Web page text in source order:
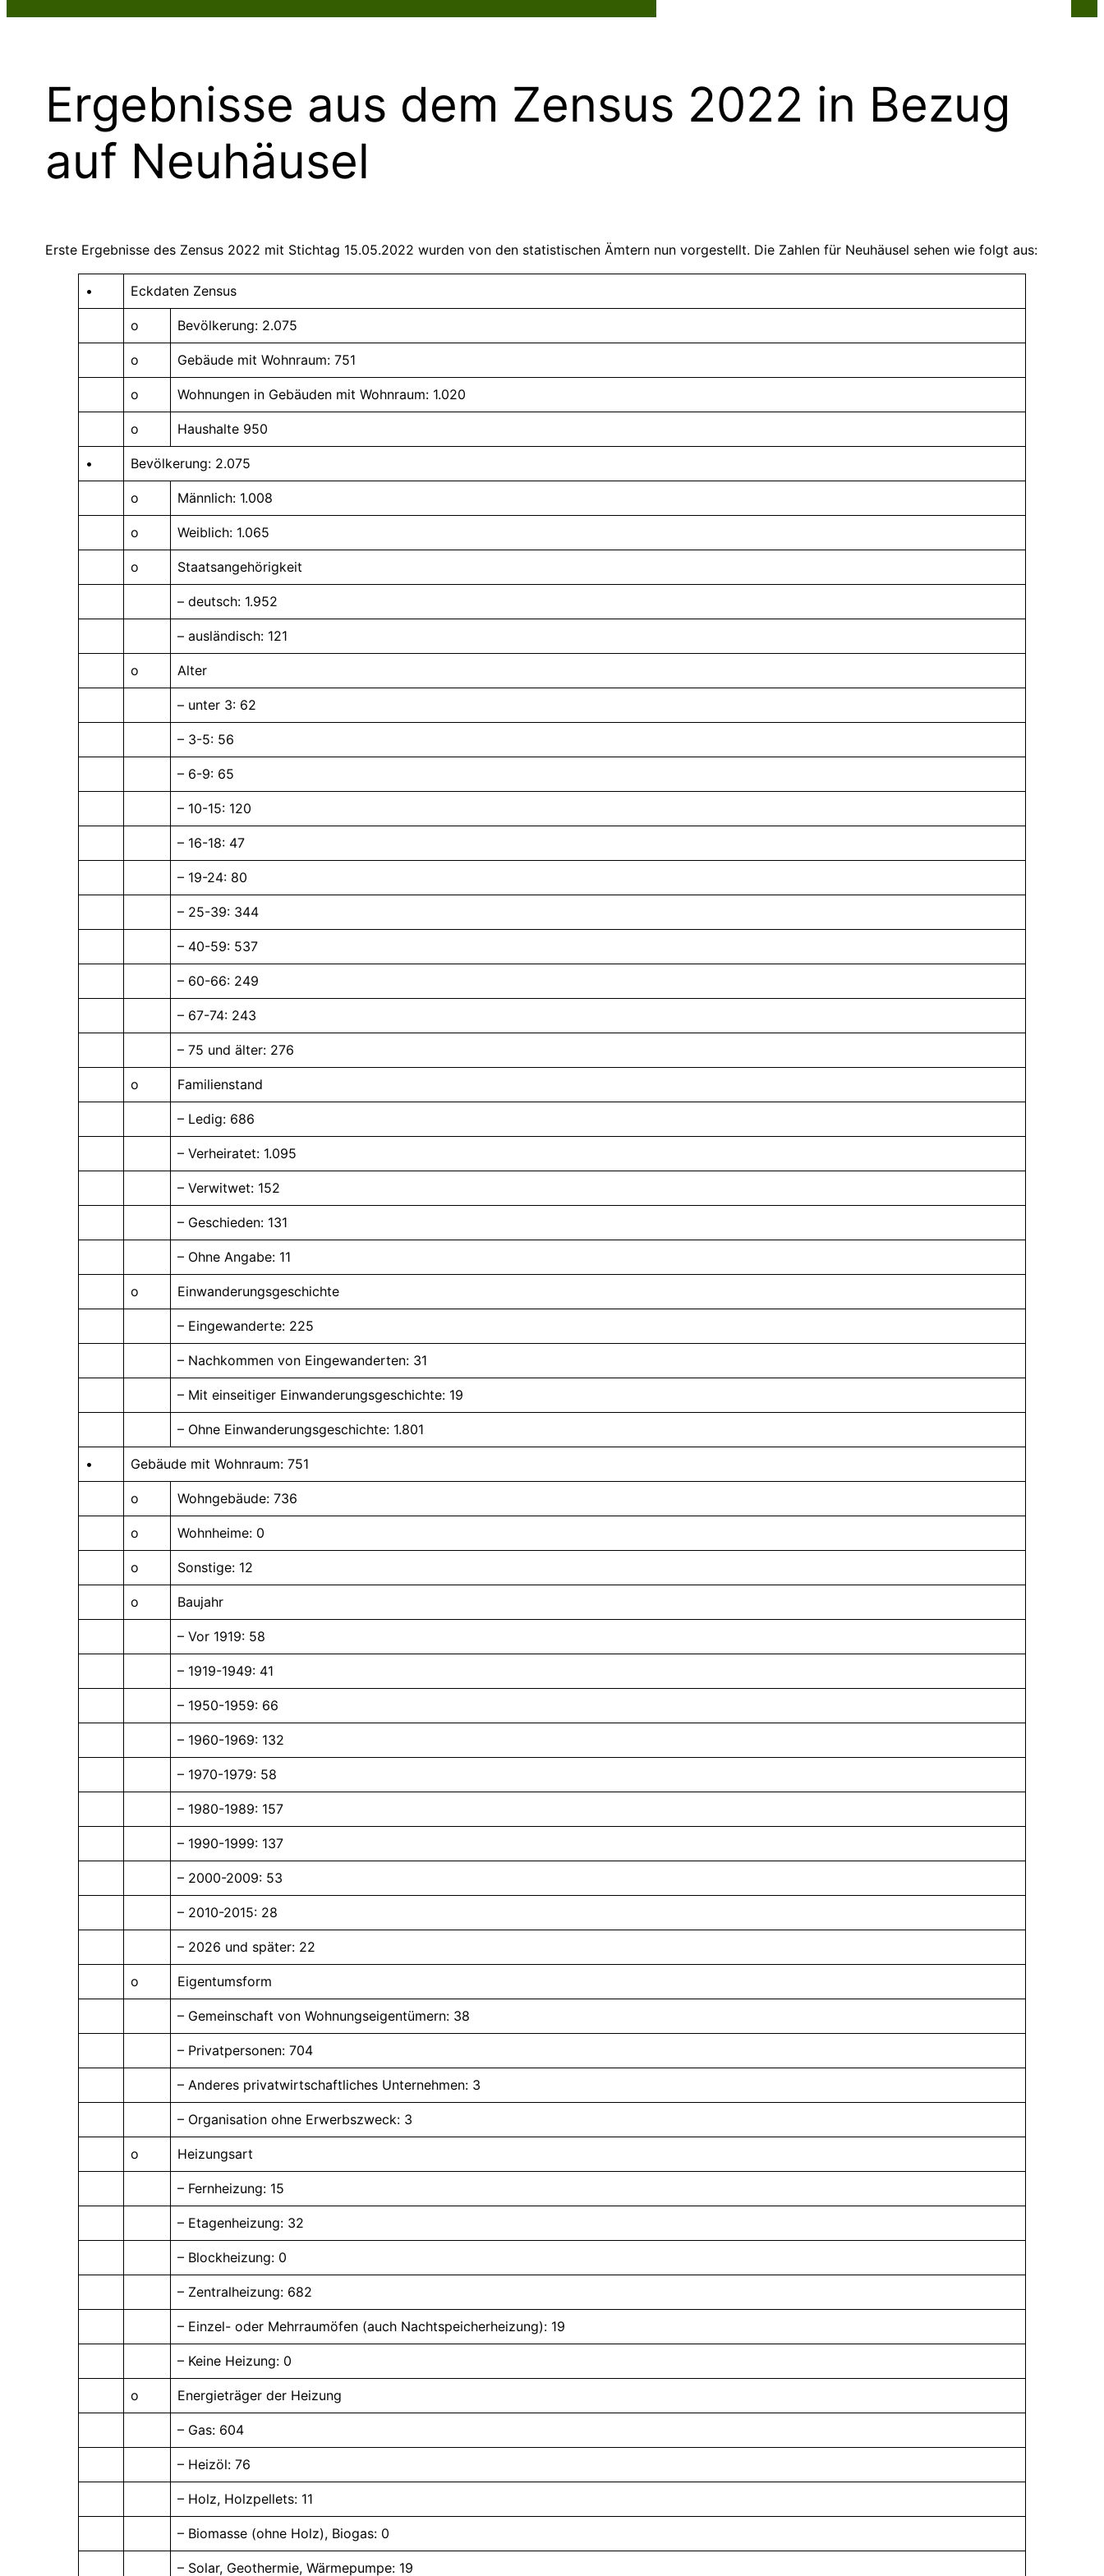
Ergebnisse aus dem Zensus 2022 in Bezug
auf Neuhäusel
Erste Ergebnisse des Zensus 2022 mit Stichtag 15.05.2022 wurden von den statistischen Ämtern nun vorgestellt. Die Zahlen für Neuhäusel sehen wie folgt aus:
• Eckdaten Zensus
o Bevölkerung: 2.075
o Gebäude mit Wohnraum: 751
o Wohnungen in Gebäuden mit Wohnraum: 1.020
o Haushalte 950
• Bevölkerung: 2.075
o Männlich: 1.008
o Weiblich: 1.065
o Staatsangehörigkeit
– deutsch: 1.952
– ausländisch: 121
o Alter
– unter 3: 62
– 3-5: 56
– 6-9: 65
– 10-15: 120
– 16-18: 47
– 19-24: 80
– 25-39: 344
– 40-59: 537
– 60-66: 249
– 67-74: 243
– 75 und älter: 276
o Familienstand
– Ledig: 686
– Verheiratet: 1.095
– Verwitwet: 152
– Geschieden: 131
– Ohne Angabe: 11
o Einwanderungsgeschichte
– Eingewanderte: 225
– Nachkommen von Eingewanderten: 31
– Mit einseitiger Einwanderungsgeschichte: 19
– Ohne Einwanderungsgeschichte: 1.801
• Gebäude mit Wohnraum: 751
o Wohngebäude: 736
o Wohnheime: 0
o Sonstige: 12
o Baujahr
– Vor 1919: 58
– 1919-1949: 41
– 1950-1959: 66
– 1960-1969: 132
– 1970-1979: 58
– 1980-1989: 157
– 1990-1999: 137
– 2000-2009: 53
– 2010-2015: 28
– 2026 und später: 22
o Eigentumsform
– Gemeinschaft von Wohnungseigentümern: 38
– Privatpersonen: 704
– Anderes privatwirtschaftliches Unternehmen: 3
– Organisation ohne Erwerbszweck: 3
o Heizungsart
– Fernheizung: 15
– Etagenheizung: 32
– Blockheizung: 0
– Zentralheizung: 682
– Einzel- oder Mehrraumöfen (auch Nachtspeicherheizung): 19
– Keine Heizung: 0
o Energieträger der Heizung
– Gas: 604
– Heizöl: 76
– Holz, Holzpellets: 11
– Biomasse (ohne Holz), Biogas: 0
– Solar, Geothermie, Wärmepumpe: 19